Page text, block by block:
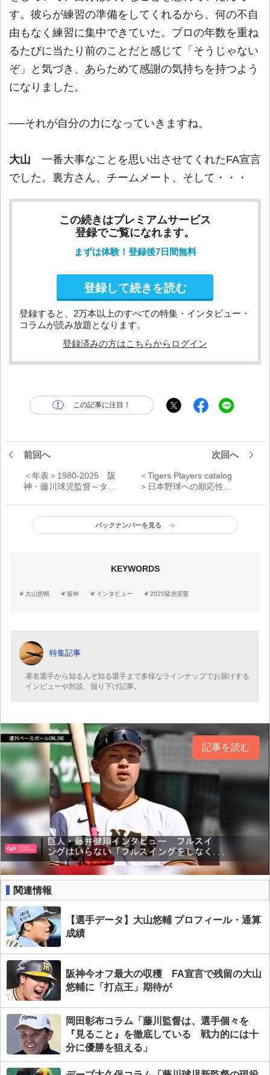
す。彼らが練習の準備をしてくれるから、何の不自
由もなく練習に集中できていた。プロの年数を重ね
るたびに当たり前のことだと感じて「そうじゃない
ぞ」と気づき、あらためて感謝の気持ちを持つよう
になりました。
──それが自分の力になっていきますね。
大山 一番大事なことを思い出させてくれたFA宣言
でした。裏方さん、チームメート、そして・・・
この続きはプレミアムサービス
登録でご覧になれます。
まずは体験！登録後7日間無料
登録して続きを読む
登録すると、2万本以上のすべての特集・インタビュー・
コラムが読み放題となります。
登録済みの方はこちらからログイン
この記事に注目！
前回へ
＜年表＞1980-2025 阪
神・藤川球児監督～タイ
の足跡～
次回へ
＜Tigers Players catalog
＞日本野球への順応性抜
衆
バックナンバーを見る
KEYWORDS
大山悠輔 阪神 インタビュー 2025猛虎逆襲
特集記事
著名選手から知る人ぞ知る選手まで多様なラインナップでお届けする
インビューや対談、掘り下げ記事。
記事を読む
関連情報
【選手データ】大山悠輔 プロフィール・通算
成績
阪神今オフ最大の収穫 FA宣言で残留の大山
悠輔に「打点王」期待が
岡田彰布コラム「藤川監督は、選手個々を
『見ること』を徹底している 戦力的には十
分に優勝を狙える」